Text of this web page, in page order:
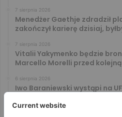
7 sierpnia 2026
Menedżer Gaethje zdradził
zakończył karierę dzisiaj,
7 sierpnia 2026
Vitalii Yakymenko będzie
Marcello Morelli przed
6 sierpnia 2026
Iwo Baraniewski wystąpi na